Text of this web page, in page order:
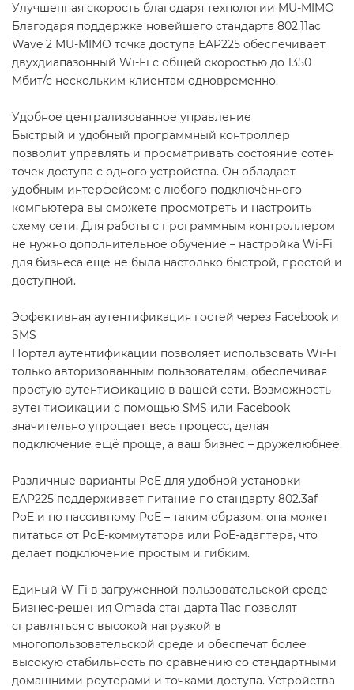
Улучшенная скорость благодаря технологии MU-MIMO
Благодаря поддержке новейшего стандарта 802.11ac
Wave 2 MU-MIMO точка доступа EAP225 обеспечивает
двухдиапазонный Wi-Fi с общей скоростью до 1350
Мбит/с нескольким клиентам одновременно.
Удобное централизованное управление
Быстрый и удобный программный контроллер
позволит управлять и просматривать состояние сотен
точек доступа с одного устройства. Он обладает
удобным интерфейсом: с любого подключённого
компьютера вы сможете просмотреть и настроить
схему сети. Для работы с программным контроллером
не нужно дополнительное обучение – настройка Wi-Fi
для бизнеса ещё не была настолько быстрой, простой и
доступной.
Эффективная аутентификация гостей через Facebook и
SMS
Портал аутентификации позволяет использовать Wi-Fi
только авторизованным пользователям, обеспечивая
простую аутентификацию в вашей сети. Возможность
аутентификации с помощью SMS или Facebook
значительно упрощает весь процесс, делая
подключение ещё проще, а ваш бизнес – дружелюбнее.
Различные варианты PoE для удобной установки
EAP225 поддерживает питание по стандарту 802.3af
PoE и по пассивному PoE – таким образом, она может
питаться от PoE-коммутатора или PoE-адаптера, что
делает подключение простым и гибким.
Единый W-Fi в загруженной пользовательской среде
Бизнес-решения Omada стандарта 11ac позволят
справляться с высокой нагрузкой в
многопользовательской среде и обеспечат более
высокую стабильность по сравнению со стандартными
домашними роутерами и точками доступа. Устройства